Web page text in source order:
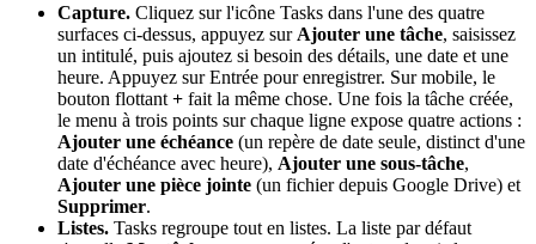
Capture. Cliquez sur l'icône Tasks dans l'une des quatre
surfaces ci-dessus, appuyez sur Ajouter une tâche, saisissez
un intitulé, puis ajoutez si besoin des détails, une date et une
heure. Appuyez sur Entrée pour enregistrer. Sur mobile, le
bouton flottant + fait la même chose. Une fois la tâche créée,
le menu à trois points sur chaque ligne expose quatre actions :
Ajouter une échéance (un repère de date seule, distinct d'une
date d'échéance avec heure), Ajouter une sous-tâche,
Ajouter une pièce jointe (un fichier depuis Google Drive) et
Supprimer.
Listes. Tasks regroupe tout en listes. La liste par défaut